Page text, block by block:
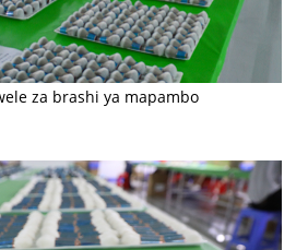
za brashi ya mapambo